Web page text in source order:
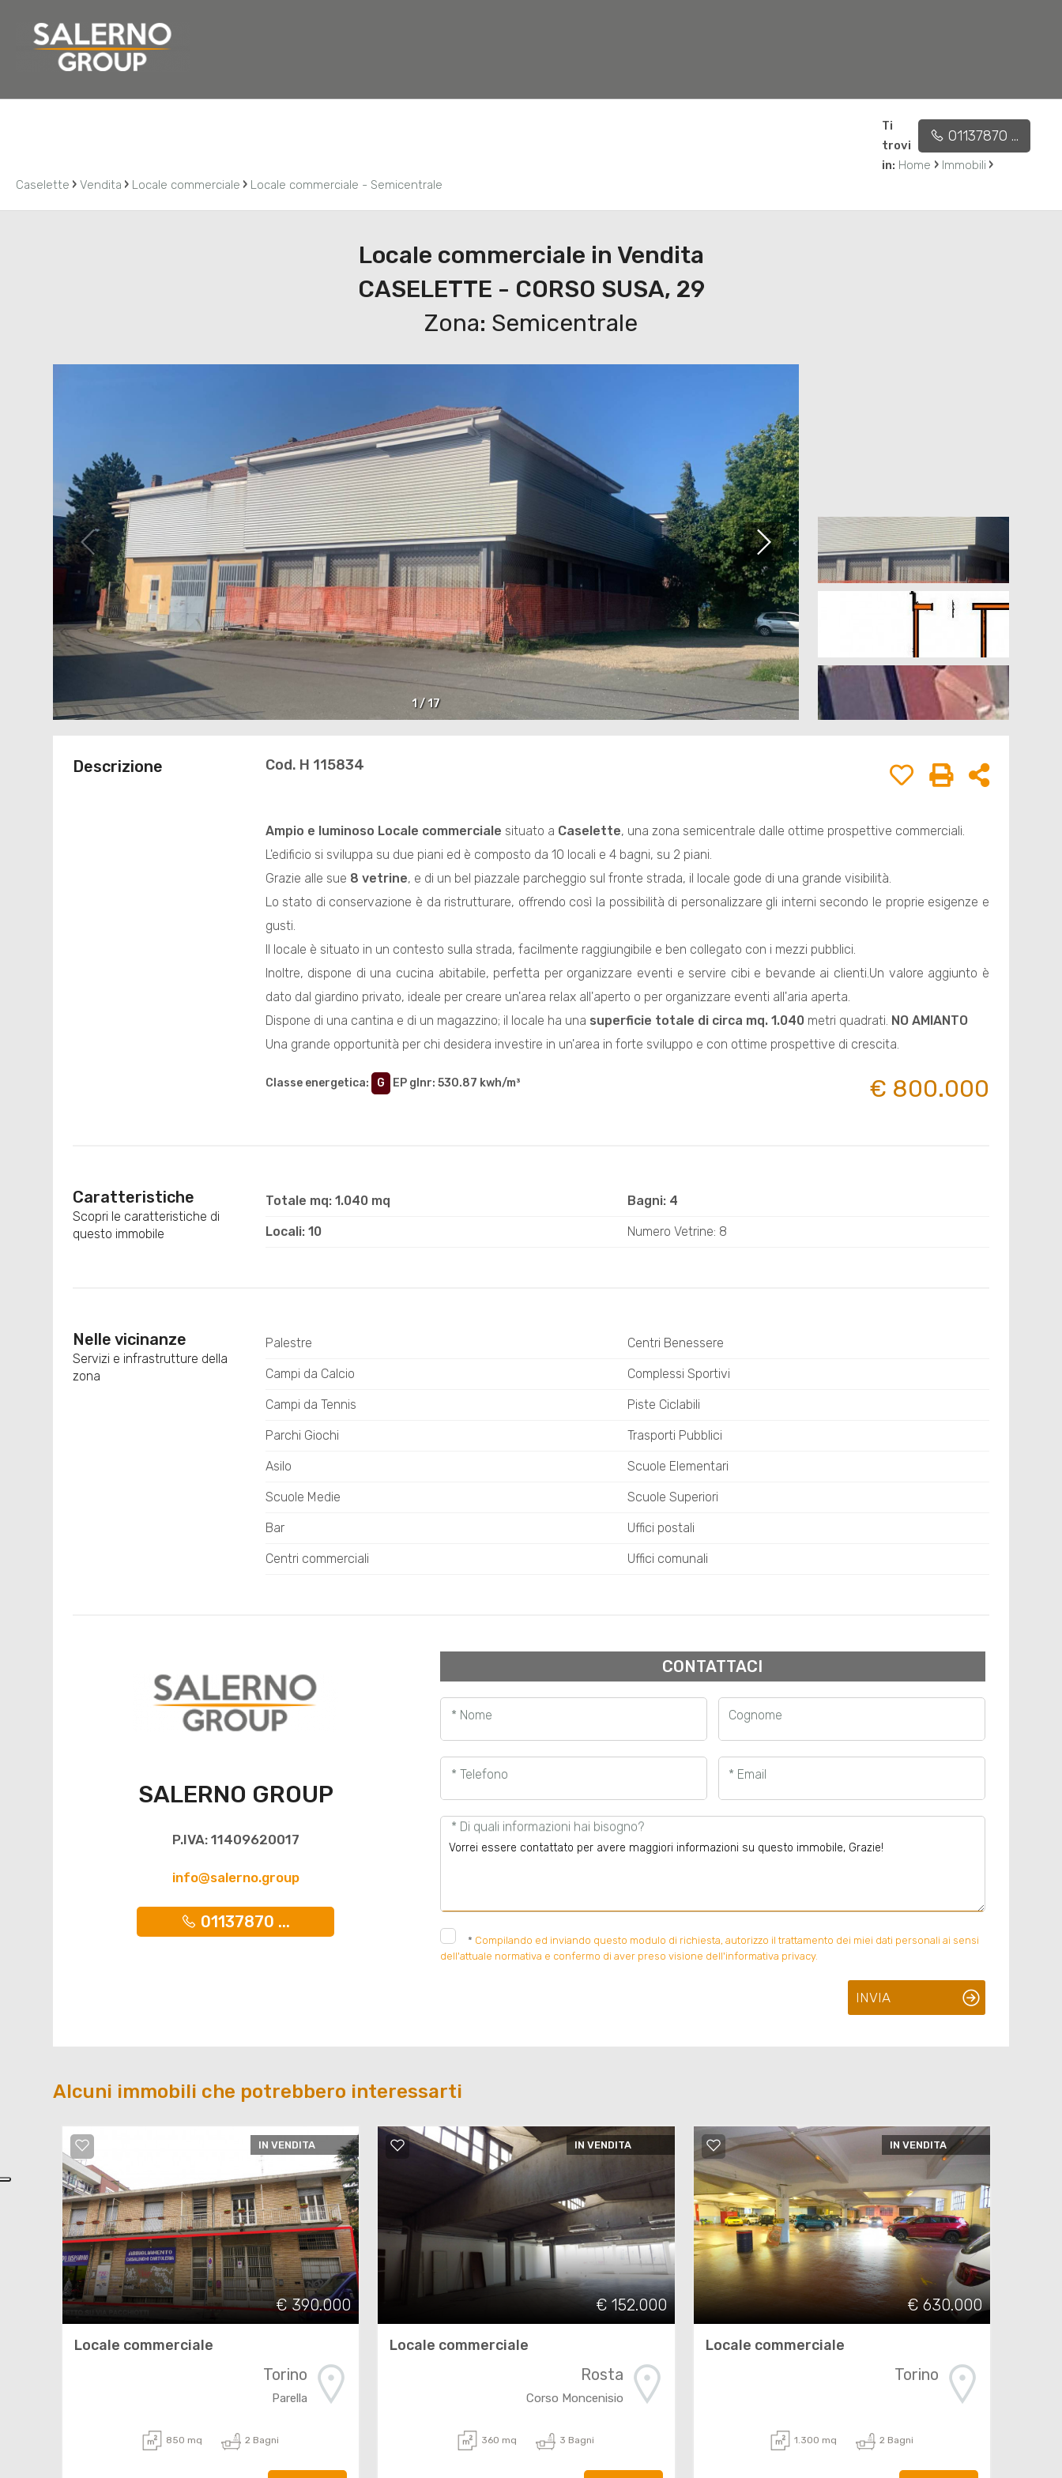
01137870 ...
Ti
trovi
in: Home › Immobili ›
Caselette › Vendita › Locale commerciale › Locale commerciale - Semicentrale
Locale commerciale in Vendita
CASELETTE - CORSO SUSA, 29
Zona: Semicentrale
1/17
Descrizione Cod. H 115834
Ampio e luminoso Locale commerciale situato a Caselette, una zona semicentrale dalle ottime prospettive commerciali.
L'edificio si sviluppa su due piani ed è composto da 10 locali e 4 bagni, su 2 piani.
Grazie alle sue 8 vetrine, e di un bel piazzale parcheggio sul fronte strada, il locale gode di una grande visibilità.
Lo stato di conservazione è da ristrutturare, offrendo così la possibilità di personalizzare gli interni secondo le proprie esigenze e
gusti.
Il locale è situato in un contesto sulla strada, facilmente raggiungibile e ben collegato con i mezzi pubblici.
Inoltre, dispone di una cucina abitabile, perfetta per organizzare eventi e servire cibi e bevande ai clienti.Un valore aggiunto è
dato dal giardino privato, ideale per creare un'area relax all'aperto o per organizzare eventi all'aria aperta.
Dispone di una cantina e di un magazzino; il locale ha una superficie totale di circa mq. 1.040 metri quadrati. NO AMIANTO
Una grande opportunità per chi desidera investire in un'area in forte sviluppo e con ottime prospettive di crescita.
Classe energetica: G EP glnr: 530.87 kwh/m³ € 800.000
Caratteristiche
Scopri le caratteristiche di
questo immobile
Totale mq: 1.040 mq Bagni: 4
Locali: 10 Numero Vetrine: 8
Nelle vicinanze
Servizi e infrastrutture della
zona
Palestre Centri Benessere
Campi da Calcio Complessi Sportivi
Campi da Tennis Piste Ciclabili
Parchi Giochi Trasporti Pubblici
Asilo Scuole Elementari
Scuole Medie Scuole Superiori
Bar Uffici postali
Centri commerciali Uffici comunali
SALERNO GROUP
P.IVA: 11409620017
info@salerno.group
01137870 ...
CONTATTACI
* Nome Cognome
* Telefono * Email
* Di quali informazioni hai bisogno?
* Compilando ed inviando questo modulo di richiesta, autorizzo il trattamento dei miei dati personali ai sensi
dell'attuale normativa e confermo di aver preso visione dell'informativa privacy.
INVIA
Alcuni immobili che potrebbero interessarti
IN VENDITA
€ 390.000
Locale commerciale
Torino
Parella
850 mq 2 Bagni
IN VENDITA
€ 152.000
Locale commerciale
Rosta
Corso Moncenisio
360 mq 3 Bagni
IN VENDITA
€ 630.000
Locale commerciale
Torino
1.300 mq 2 Bagni